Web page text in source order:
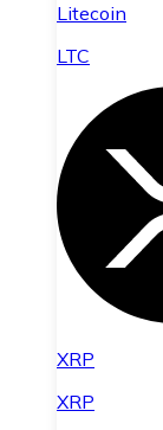
Litecoin
LTC
XRP
XRP